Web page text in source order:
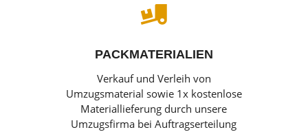

PACKMATERIALIEN
Verkauf und Verleih von
Umzugsmaterial sowie 1x kostenlose
Materiallieferung durch unsere
Umzugsfirma bei Auftragserteilung